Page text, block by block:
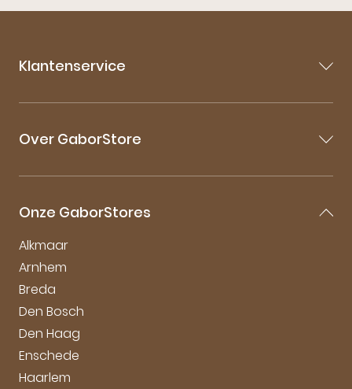
Onze GaborStores
Alkmaar
Arnhem
Breda
Den Bosch
Den Haag
Enschede
Haarlem
Klantenservice
Contact
Bestellen & Bezorgen
Mijn account
Over GaborStore
Over Gabor
Onderhoudstips
Vacatures